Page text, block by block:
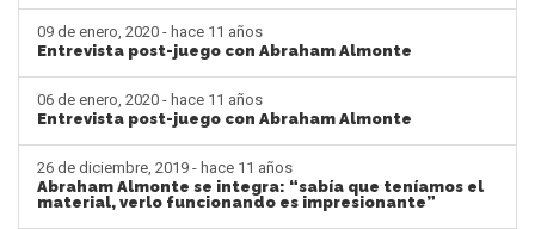
09 de enero, 2020 - hace 11 años
Entrevista post-juego con Abraham Almonte
06 de enero, 2020 - hace 11 años
Entrevista post-juego con Abraham Almonte
26 de diciembre, 2019 - hace 11 años
Abraham Almonte se integra: “sabía que teníamos el
material, verlo funcionando es impresionante”